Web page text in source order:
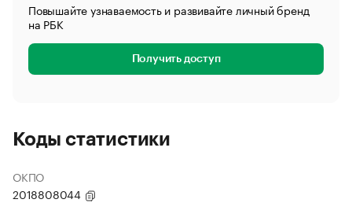
Повышайте узнаваемость и развивайте личный бренд
на РБК
Получить доступ
Коды статистики
ОКПО
2018808044